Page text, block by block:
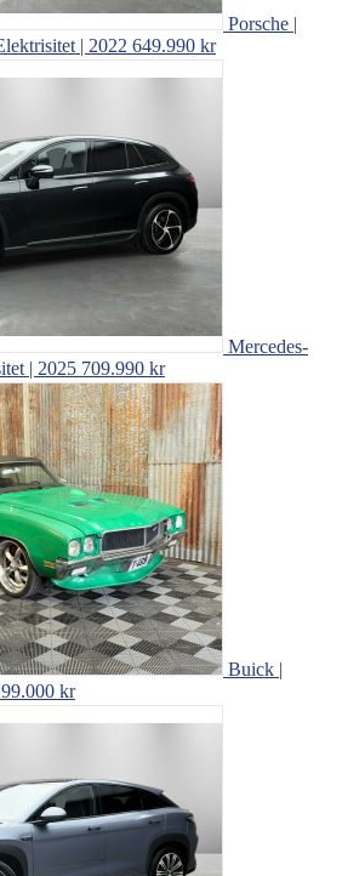
Porsche |
| 2022 649.990 kr
Mercedes-
| 2025 709.990 kr
Buick |
kr